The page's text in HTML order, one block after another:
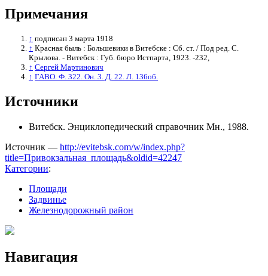
Примечания
↑ подписан 3 марта 1918
↑ Красная быль : Большевики в Витебске : Сб. ст. / Под ред. С.
Крылова. - Витебск : Губ. бюро Истпарта, 1923. -232,
↑ Сергей Мартинович
↑ ГАВО. Ф. 322. Он. 3. Д. 22. Л. 136об.
Источники
Витебск. Энциклопедический справочник Мн., 1988.
Источник — http://evitebsk.com/w/index.php?
title=Привокзальная_площадь&oldid=42247
Категории:
Площади
Задвинье
Железнодорожный район
Навигация